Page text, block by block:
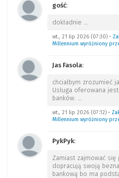
gość:
dokładnie …
wt., 21 lip 2026 (07:30)•
Millennium wyróżniony
Jas Fasola:
chciałbym zrozumieć
Usługa oferowana
banków. …
wt., 21 lip 2026 (07:12)•
Millennium wyróżniony
PykPyk:
Zamiast zajmować się
dopracują swoją
bankową bo ma